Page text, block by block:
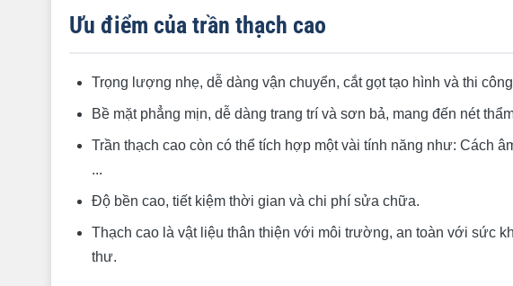
Ưu điểm của trần thạch cao
Trọng lượng nhẹ, dễ dàng vận chuyển, cắt gọt tạo hình và thi
Bề mặt phẳng mịn, dễ dàng trang trí và sơn bả, mang đến nét
Trần thạch cao còn có thể tích hợp một vài tính năng như: Cách
...
Độ bền cao, tiết kiệm thời gian và chi phí sửa chữa.
Thạch cao là vật liệu thân thiện với môi trường, an toàn với sức
thư.